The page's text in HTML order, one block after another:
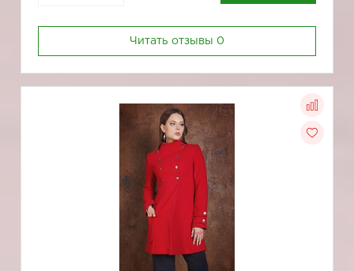
Читать отзывы 0